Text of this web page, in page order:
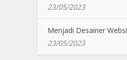
23/05/2023
Menjadi Desainer
23/05/2023